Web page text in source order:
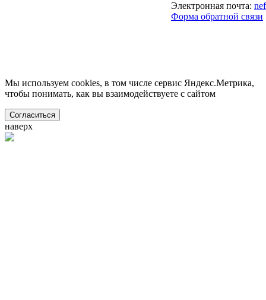
Электронная почта:
Форма обратной связи
Мы используем cookies, в том числе сервис Яндекс.Метрика,
чтобы понимать, как вы взаимодействуете с сайтом
Согласиться
наверх